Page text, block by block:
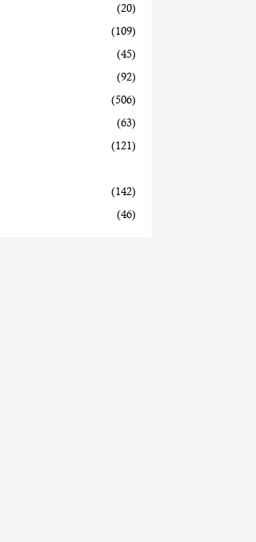
(20)
(109)
(45)
(92)
(506)
(63)
(121)
(142)
(46)